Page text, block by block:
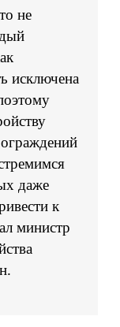
не
исключена
даже
к
министр